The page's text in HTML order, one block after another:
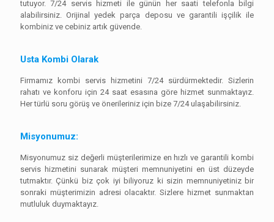
tutuyor. 7/24 servis hizmeti ile günün her saati telefonla bilgi
alabilirsiniz. Orijinal yedek parça deposu ve garantili işçilik ile
kombiniz ve cebiniz artık güvende.
Usta Kombi Olarak
Firmamız kombi servis hizmetini 7/24 sürdürmektedir. Sizlerin
rahatı ve konforu için 24 saat esasına göre hizmet sunmaktayız.
Her türlü soru görüş ve önerileriniz için bize 7/24 ulaşabilirsiniz.
Misyonumuz:
Misyonumuz siz değerli müşterilerimize en hızlı ve garantili kombi
servis hizmetini sunarak müşteri memnuniyetini en üst düzeyde
tutmaktır. Çünkü biz çok iyi biliyoruz ki sizin memnuniyetiniz bir
sonraki müşterimizin adresi olacaktır. Sizlere hizmet sunmaktan
mutluluk duymaktayız.